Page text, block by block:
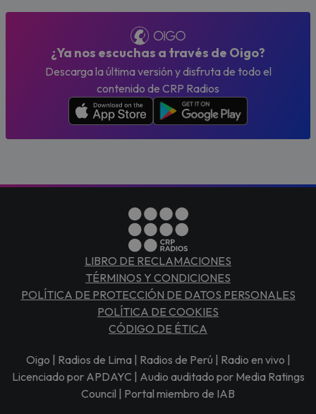
¿Ya nos escuchas a través de Oigo?
Descarga la última versión y disfruta de todo el
contenido de CRP Radios
LIBRO DE RECLAMACIONES
TÉRMINOS Y CONDICIONES
POLÍTICA DE PROTECCIÓN DE DATOS PERSONALES
POLÍTICA DE COOKIES
CÓDIGO DE ÉTICA
Oigo | Radios de Lima | Radios de Perú | Radio en vivo |
Licenciado por APDAYC | Audio auditado por Media Ratings
Council | Portal miembro de IAB